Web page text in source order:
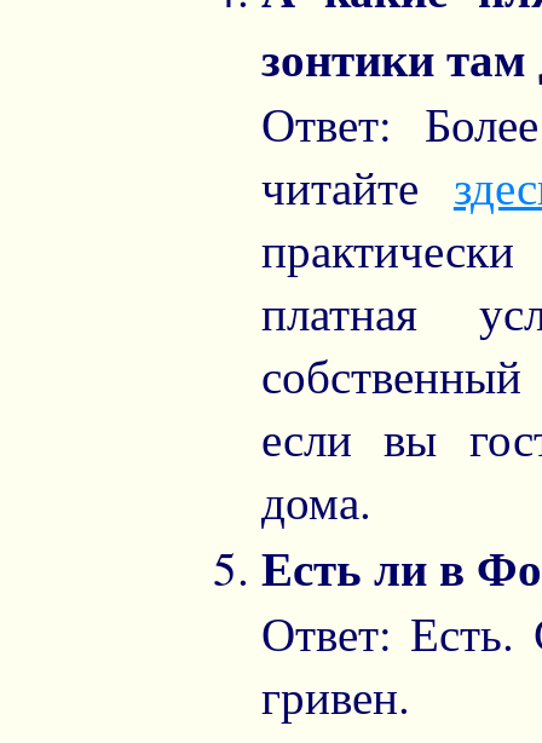
зонтики
Ответ:
читайте
платная
если вы
дома.
Есть ли в
Ответ:
гривен.